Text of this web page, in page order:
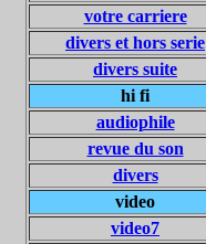
votre carriere
divers et hors serie
divers suite
hi fi
audiophile
revue du son
divers
video
video7